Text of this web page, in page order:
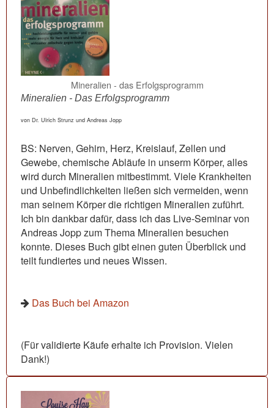
Mineralien - das Erfolgsprogramm
Mineralien - Das Erfolgsprogramm
von Dr. Ulrich Strunz und Andreas Jopp
BS: Nerven, Gehirn, Herz, Kreislauf, Zellen und
Gewebe, chemische Abläufe in unserm Körper, alles
wird durch Mineralien mitbestimmt. Viele Krankheiten
und Unbefindlichkeiten ließen sich vermeiden, wenn
man seinem Körper die richtigen Mineralien zuführt.
Ich bin dankbar dafür, dass ich das Live-Seminar von
Andreas Jopp zum Thema Mineralien besuchen
konnte. Dieses Buch gibt einen guten Überblick und
teilt fundiertes und neues Wissen.
Das Buch bei Amazon
(Für validierte Käufe erhalte ich Provision. Vielen
Dank!)